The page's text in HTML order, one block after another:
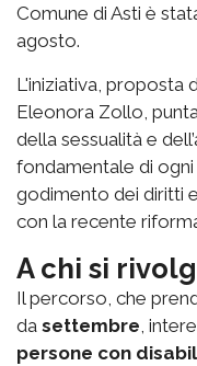
Comune di Asti è
agosto.
L'iniziativa, proposta
Eleonora Zollo,
della sessualità e
fondamentale di
godimento dei diritti
con la recente
A chi si
Il percorso, che
da settembre,
persone con